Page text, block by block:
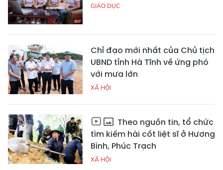
GIÁO DỤC
Chỉ đạo mới nhất của Chủ tịch
UBND tỉnh Hà Tĩnh về ứng phó
với mưa lớn
XÃ HỘI
Theo nguồn tin, tổ chức
tìm kiếm hài cốt liệt sĩ ở Hương
Bình, Phúc Trạch
XÃ HỘI